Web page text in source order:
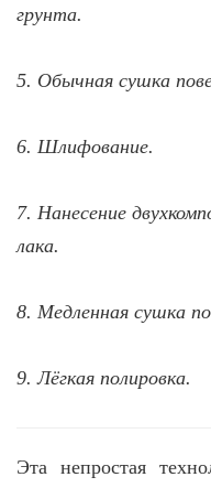
грунта.
5. Обычная сушка
6. Шлифование.
7. Нанесение
лака.
8. Медленная сушка
9. Лёгкая полировка.
Эта непростая